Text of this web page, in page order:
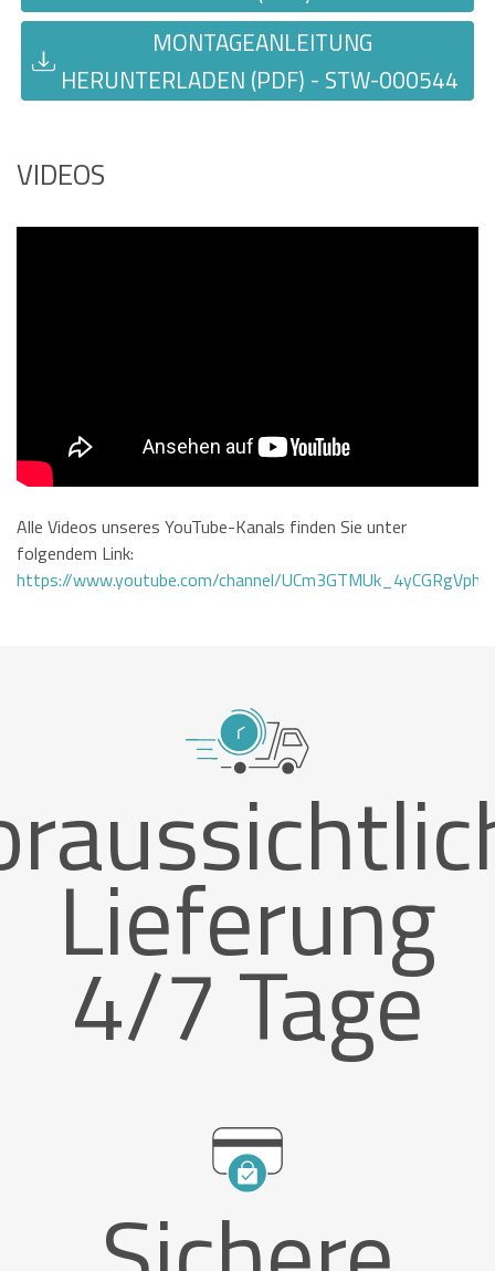
MONTAGEANLEITUNG
HERUNTERLADEN (PDF) - STW-000544
VIDEOS
Alle Videos unseres YouTube-Kanals finden Sie unter
folgendem Link:
https://www.youtube.com/channel/
Lieferung
4/7 Tage